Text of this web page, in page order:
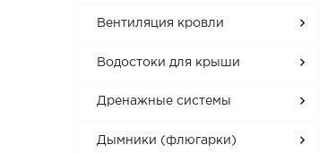
Вентиляция кровли
Водостоки для крыши
Дренажные системы
Дымники (флюгарки)